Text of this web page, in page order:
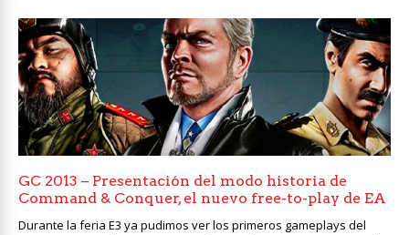
GC 2013 – Presentación del modo historia de
Command & Conquer, el nuevo free-to-play de EA
Durante la feria E3 ya pudimos ver los primeros gameplays del